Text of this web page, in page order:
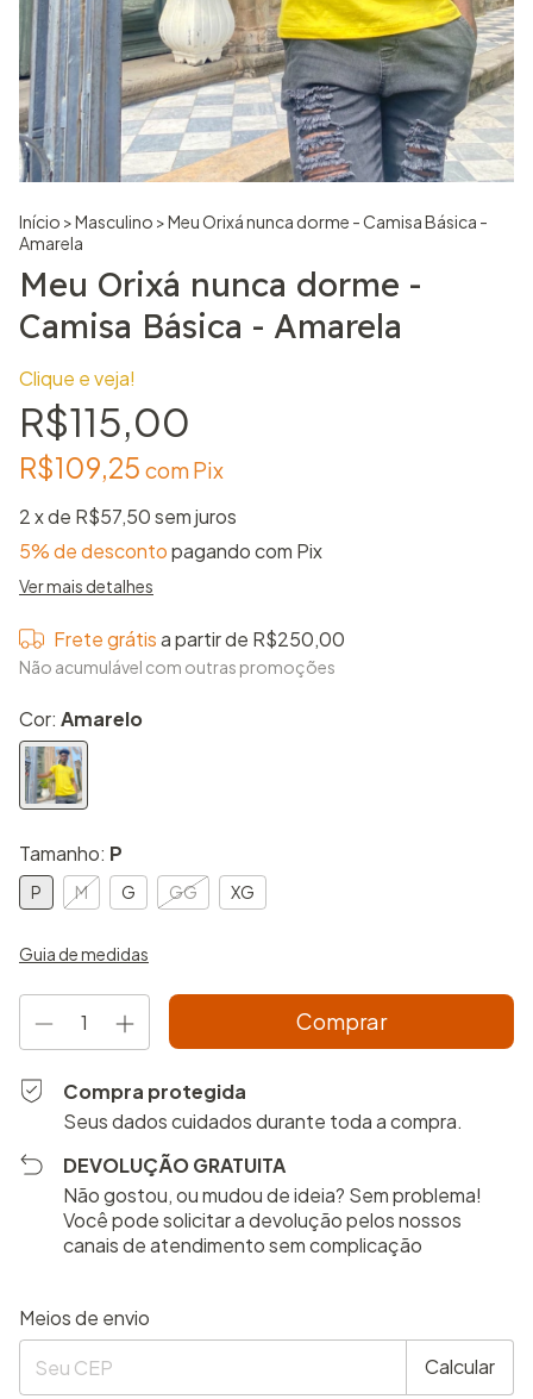
Início >Masculino >Meu Orixá nunca dorme - Camisa Básica -
Amarela
Meu Orixá nunca dorme -
Camisa Básica - Amarela
Clique e veja!
R$115,00
R$109,25 comPix
2x de R$57,50sem juros
5% de descontopagando com Pix
Ver mais detalhes
Frete grátis a partir de R$250,00
Não acumulável com outras promoções
Cor: Amarelo
Tamanho: P
P M G GG XG
Guia de medidas
Compra protegida
Seus dados cuidados durante toda a compra.
DEVOLUÇÃO GRATUITA
Não gostou, ou mudou de ideia? Sem problema!
Você pode solicitar a devolução pelos nossos
canais de atendimento sem complicação
Entregas para o CEP:
Meios de envio
Calcular